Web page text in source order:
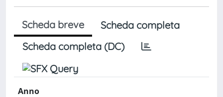
Scheda breve
Scheda completa
Scheda completa (DC)
Anno